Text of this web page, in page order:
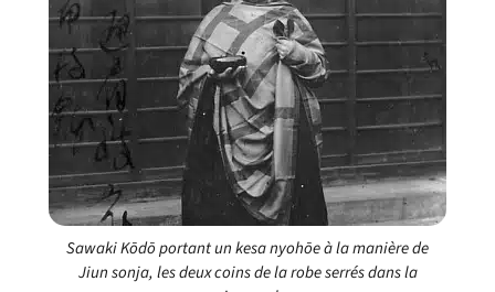
Sawaki Kōdō portant un kesa nyohōe à la manière de
Jiun sonja, les deux coins de la robe serrés dans la